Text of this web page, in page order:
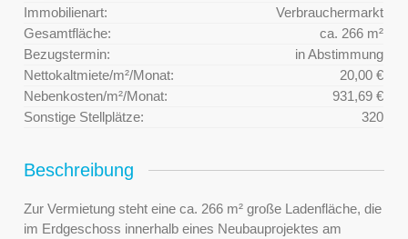
Immobilienart:
Verbrauchermarkt
Gesamtfläche:
ca. 266 m²
Bezugstermin:
in Abstimmung
Nettokaltmiete/m²/Monat:
20,00 €
Nebenkosten/m²/Monat:
931,69 €
Sonstige Stellplätze:
320
Beschreibung
Zur Vermietung steht eine ca. 266 m² große Ladenfläche, die
im Erdgeschoss innerhalb eines Neubauprojektes am